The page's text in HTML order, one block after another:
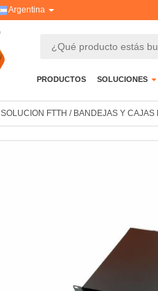
PRODUCTOS SOLUCIONES
Argentina
SOLUCION FTTH / BANDEJAS Y CAJAS